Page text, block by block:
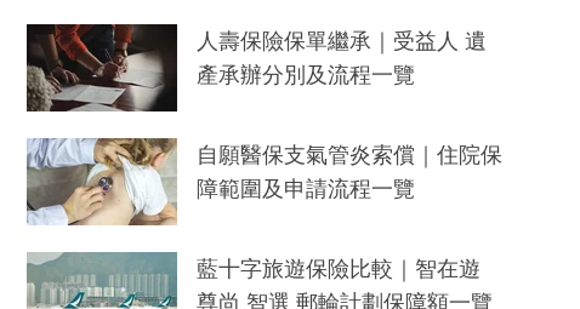
人壽保險保單繼承｜受益人 遺
產承辦分別及流程一覽
自願醫保支氣管炎索償｜住院保
障範圍及申請流程一覽
藍十字旅遊保險比較｜智在遊
尊尚 智選 郵輪計劃保障額一覽